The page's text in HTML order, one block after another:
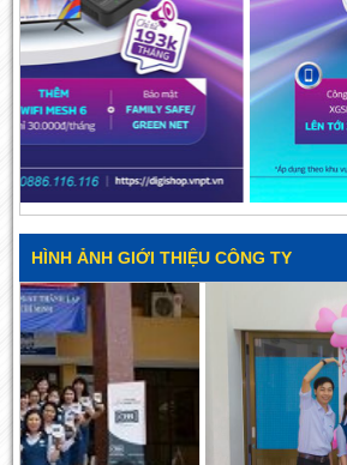
HÌNH ẢNH GIỚI THIỆU CÔNG TY